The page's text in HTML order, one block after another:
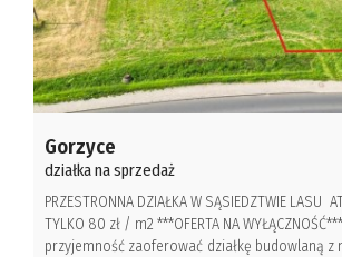
Gorzyce
działka na sprzedaż
PRZESTRONNA DZIAŁKA W SĄSIEDZTWIE LASU
TYLKO 80 zł / m2 ***OFERTA NA
przyjemność zaoferować działkę budowlaną z